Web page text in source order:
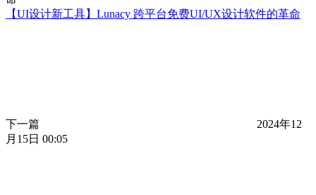
【UI设计新工具】Lunacy 跨平台免费UI/UX设计软件的革命
下一篇
2024年12
月15日 00:05